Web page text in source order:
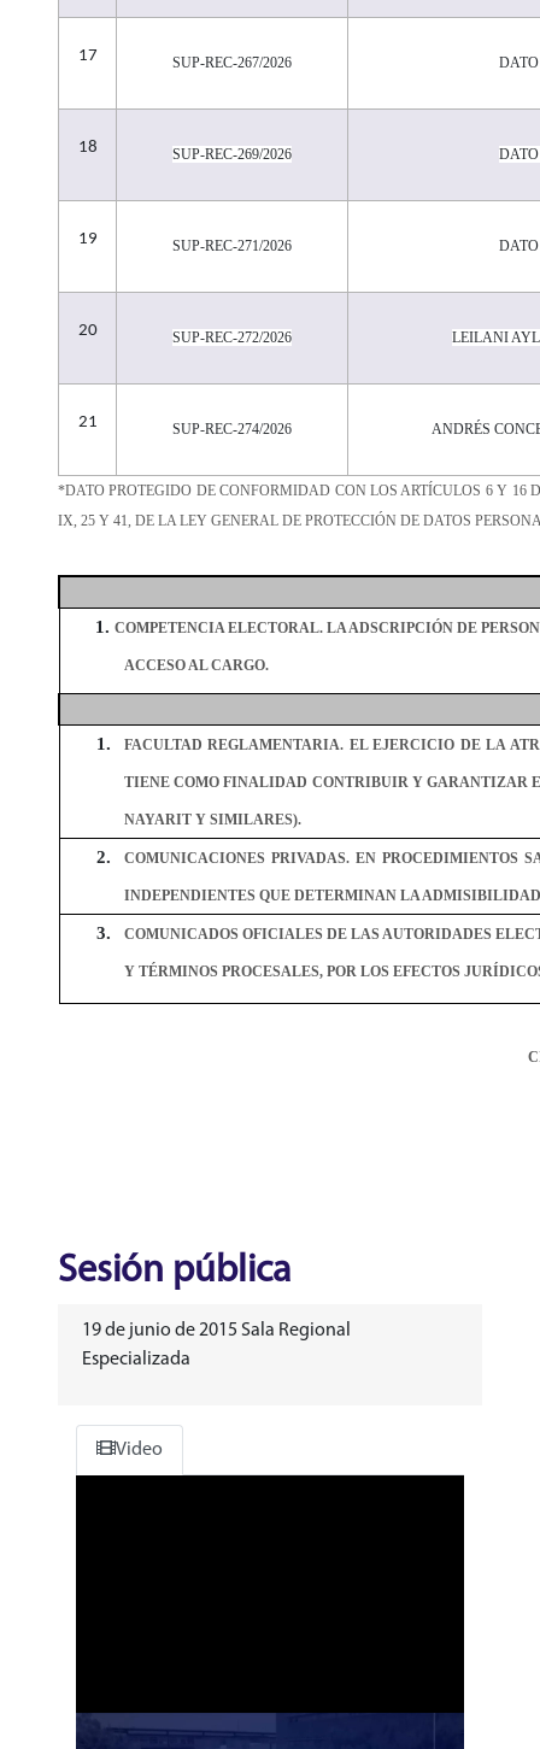
17 SUP-REC-267/2026
18 SUP-REC-269/2026
19 SUP-REC-271/2026
20 SUP-REC-272/2026 LEILANI
21 SUP-REC-274/2026 ANDRÉS
*DATO PROTEGIDO DE CONFORMIDAD CON LOS ARTÍCULOS 6 Y 16
IX, 25 Y 41, DE LA LEY GENERAL DE PROTECCIÓN DE DATOS
COMPETENCIA ELECTORAL. LA ADSCRIPCIÓN DE
ACCESO AL CARGO.
FACULTAD REGLAMENTARIA. EL EJERCICIO DE LA
TIENE COMO FINALIDAD CONTRIBUIR Y GARANTIZAR
NAYARIT Y SIMILARES).
COMUNICACIONES PRIVADAS. EN PROCEDIMIENTOS
INDEPENDIENTES QUE DETERMINAN LA
COMUNICADOS OFICIALES DE LAS AUTORIDADES
Y TÉRMINOS PROCESALES, POR LOS EFECTOS
Sesión pública
19 de junio de 2015 Sala Regional
Especializada
Video